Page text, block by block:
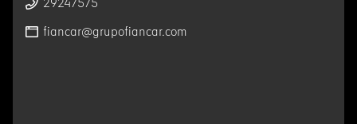
29247575
fiancar@grupofiancar.com